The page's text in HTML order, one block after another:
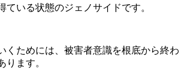
ている状態のジェノサイドです。
くためには、被害者意識を根底から終わ
ります。